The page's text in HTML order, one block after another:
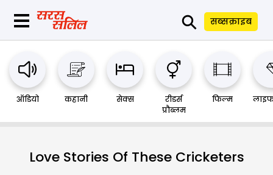
⚲ सब्सक्राइब
ऑडियो कहानी सेक्स
रीडर्स
प्रौब्लम
फिल्म
Love Stories Of These Cricketers